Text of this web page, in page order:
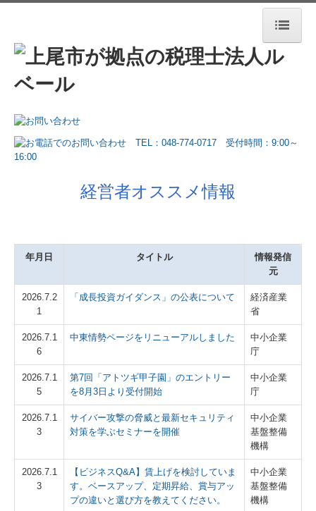
ホーム
法人案内
業務案内
お客さまの声
デジタル化支援
採用情報
お問い合わせ
プライバシーポリシー
経営者オススメ情報
年月日 タイトル
情報発信
元
2026.7.2
1
「成長投資ガイダンス」の公表について
経済産業
省
2026.7.1
6
中東情勢ページをリニューアルしました
中小企業
庁
2026.7.1
5
第7回「アトツギ甲子園」のエントリー
を8月3日より受付開始
中小企業
庁
2026.7.1
3
サイバー攻撃の脅威と最新セキュリティ
対策を学ぶセミナーを開催
中小企業
基盤整備
機構
2026.7.1
3
【ビジネスQ&A】賃上げを検討していま
す。ベースアップ、定期昇給、賞与アッ
プの違いと選び方を教えてください。
中小企業
基盤整備
機構